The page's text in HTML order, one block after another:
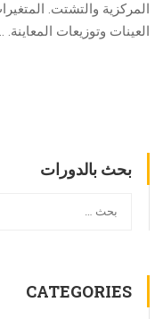
المركزية والتشتت.
العينات وتوزيعات المعاينة.
بحث بالدورات
CATEGORIES